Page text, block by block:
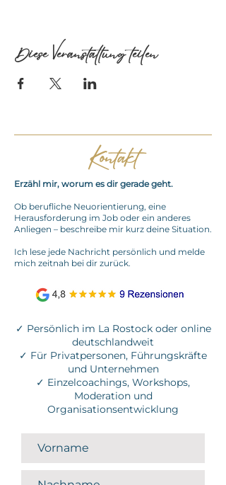
Diese Veranstaltung teilen
Kontakt
Erzähl mir, worum es dir gerade geht.
Ob berufliche Neuorientierung, eine
Herausforderung im Job oder ein anderes
Anliegen – beschreibe mir kurz deine Situation.
Ich lese jede Nachricht persönlich und melde
mich zeitnah bei dir zurück.
✓ Persönlich im La Rostock oder online
deutschlandweit
✓ Für Privatpersonen, Führungskräfte
und Unternehmen
✓ Einzelcoachings, Workshops,
Moderation und
Organisationsentwicklung